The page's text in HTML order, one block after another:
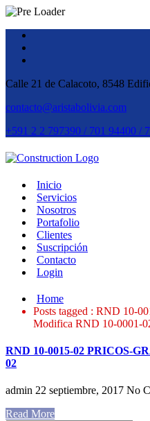
Calle 21 de Calacoto, 8548
contacto@aristabolivia.com
+591 2 2 797390 / 701 94400 /
Inicio
Servicios
Nosotros
Portafolio
Clientes
Suscripción
Contacto
Login
Home
Posts tagged : RND 10-
Modifica RND 10-0001-
RND 10-0015-02 PRICOS-
02
admin 22 septiembre, 2017 No
Read More